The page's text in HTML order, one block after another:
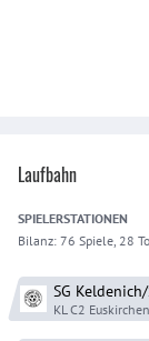
Laufbahn
SPIELERSTATIONEN
Bilanz: 76 Spiele, 28
SG
KL C2 Euskirchen